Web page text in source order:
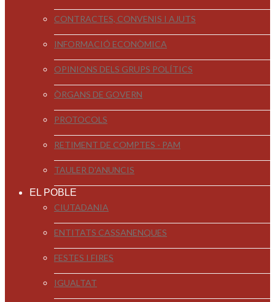
CONTRACTES, CONVENIS I AJUTS
INFORMACIÓ ECONÒMICA
OPINIONS DELS GRUPS POLÍTICS
ÒRGANS DE GOVERN
PROTOCOLS
RETIMENT DE COMPTES - PAM
TAULER D'ANUNCIS
EL POBLE
CIUTADANIA
ENTITATS CASSANENQUES
FESTES I FIRES
IGUALTAT